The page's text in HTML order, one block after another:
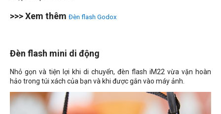
>>> Xem thêm Đèn flash Godox
Đèn flash mini di động
Nhỏ gọn và tiện lợi khi di chuyển, đèn flash iM22 vừa vặn hoàn
hảo trong túi xách của bạn và khi được gắn vào máy ảnh.